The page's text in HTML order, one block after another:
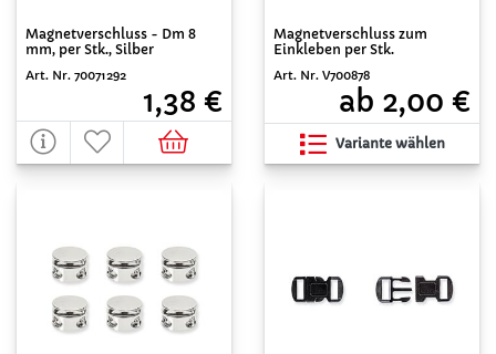
Magnetverschluss - Dm 8
mm, per Stk., Silber
Art. Nr. 70071292
1,38 €
Magnetverschluss zum
Einkleben per Stk.
Art. Nr. V700878
ab 2,00 €
Variante wählen